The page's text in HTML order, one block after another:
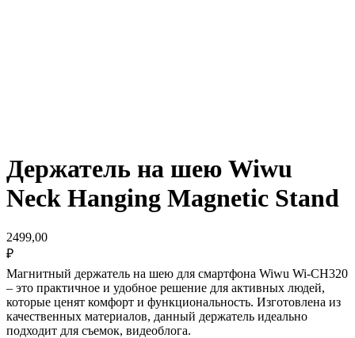
Держатель на шею Wiwu
Neck Hanging Magnetic Stand
2499,00
₽
Магнитный держатель на шею для смартфона Wiwu Wi-CH320
– это практичное и удобное решение для активных людей,
которые ценят комфорт и функциональность. Изготовлена из
качественных материалов, данный держатель идеально
подходит для съемок, видеоблога.